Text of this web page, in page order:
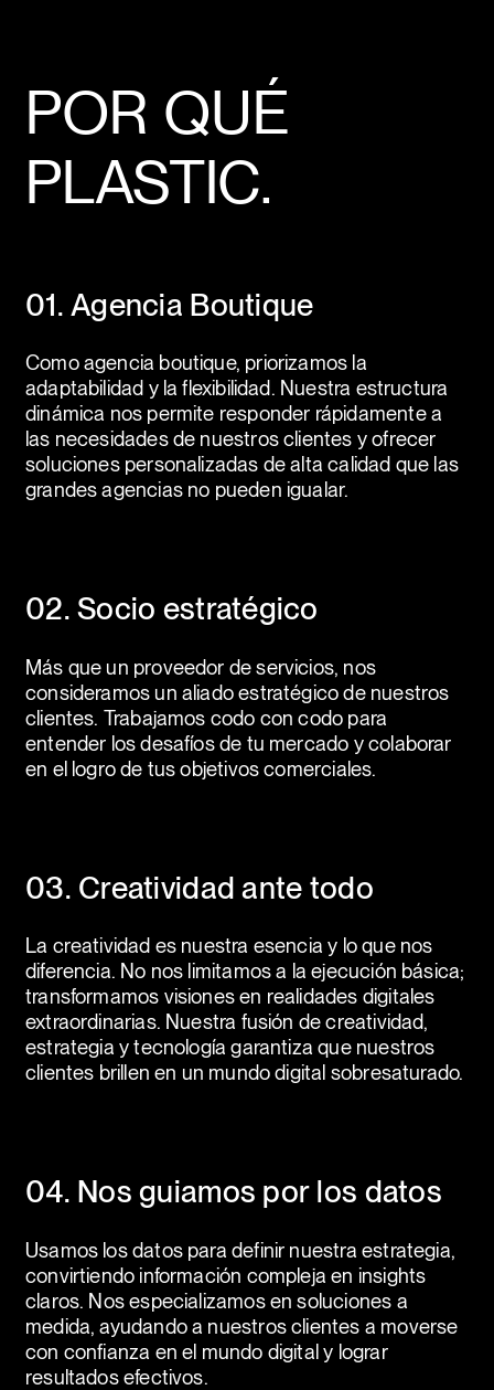
POR QUÉ
PLASTIC.
01. Agencia Boutique
Como agencia boutique, priorizamos la
adaptabilidad y la flexibilidad. Nuestra estructura
dinámica nos permite responder rápidamente a
las necesidades de nuestros clientes y ofrecer
soluciones personalizadas de alta calidad que las
grandes agencias no pueden igualar.
02. Socio estratégico
Más que un proveedor de servicios, nos
consideramos un aliado estratégico de nuestros
clientes. Trabajamos codo con codo para
entender los desafíos de tu mercado y colaborar
en el logro de tus objetivos comerciales.
03. Creatividad ante todo
La creatividad es nuestra esencia y lo que nos
diferencia. No nos limitamos a la ejecución básica;
transformamos visiones en realidades digitales
extraordinarias. Nuestra fusión de creatividad,
estrategia y tecnología garantiza que nuestros
clientes brillen en un mundo digital sobresaturado.
04. Nos guiamos por los datos
Usamos los datos para definir nuestra estrategia,
convirtiendo información compleja en insights
claros. Nos especializamos en soluciones a
medida, ayudando a nuestros clientes a moverse
con confianza en el mundo digital y lograr
resultados efectivos.